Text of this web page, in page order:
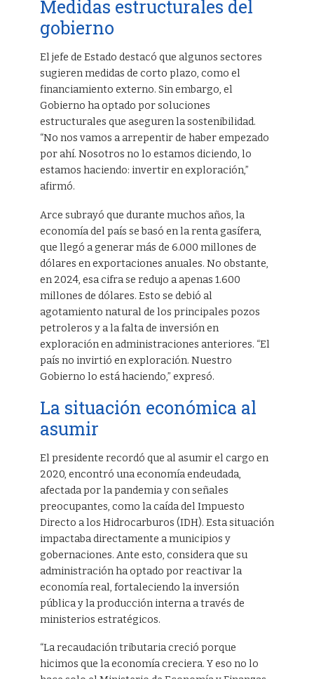
Medidas estructurales del
gobierno
El jefe de Estado destacó que algunos sectores
sugieren medidas de corto plazo, como el
financiamiento externo. Sin embargo, el
Gobierno ha optado por soluciones
estructurales que aseguren la sostenibilidad.
“No nos vamos a arrepentir de haber empezado
por ahí. Nosotros no lo estamos diciendo, lo
estamos haciendo: invertir en exploración,”
afirmó.
Arce subrayó que durante muchos años, la
economía del país se basó en la renta gasífera,
que llegó a generar más de 6.000 millones de
dólares en exportaciones anuales. No obstante,
en 2024, esa cifra se redujo a apenas 1.600
millones de dólares. Esto se debió al
agotamiento natural de los principales pozos
petroleros y a la falta de inversión en
exploración en administraciones anteriores. “El
país no invirtió en exploración. Nuestro
Gobierno lo está haciendo,” expresó.
La situación económica al
asumir
El presidente recordó que al asumir el cargo en
2020, encontró una economía endeudada,
afectada por la pandemia y con señales
preocupantes, como la caída del Impuesto
Directo a los Hidrocarburos (IDH). Esta situación
impactaba directamente a municipios y
gobernaciones. Ante esto, considera que su
administración ha optado por reactivar la
economía real, fortaleciendo la inversión
pública y la producción interna a través de
ministerios estratégicos.
“La recaudación tributaria creció porque
hicimos que la economía creciera. Y eso no lo